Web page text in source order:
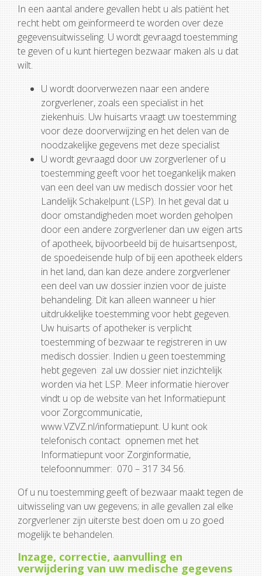
In een aantal andere gevallen hebt u als patiënt het
recht hebt om geïnformeerd te worden over deze
gegevensuitwisseling. U wordt gevraagd toestemming
te geven of u kunt hiertegen bezwaar maken als u dat
wilt.
U wordt doorverwezen naar een andere
zorgverlener, zoals een specialist in het
ziekenhuis. Uw huisarts vraagt uw toestemming
voor deze doorverwijzing en het delen van de
noodzakelijke gegevens met deze specialist
U wordt gevraagd door uw zorgverlener of u
toestemming geeft voor het toegankelijk maken
van een deel van uw medisch dossier voor het
Landelijk Schakelpunt (LSP). In het geval dat u
door omstandigheden moet worden geholpen
door een andere zorgverlener dan uw eigen arts
of apotheek, bijvoorbeeld bij de huisartsenpost,
de spoedeisende hulp of bij een apotheek elders
in het land, dan kan deze andere zorgverlener
een deel van uw dossier inzien voor de juiste
behandeling. Dit kan alleen wanneer u hier
uitdrukkelijke toestemming voor hebt gegeven.
Uw huisarts of apotheker is verplicht
toestemming of bezwaar te registreren in uw
medisch dossier. Indien u geen toestemming
hebt gegeven zal uw dossier niet inzichtelijk
worden via het LSP. Meer informatie hierover
vindt u op de website van het Informatiepunt
voor Zorgcommunicatie,
www.VZVZ.nl/informatiepunt. U kunt ook
telefonisch contact opnemen met het
Informatiepunt voor Zorginformatie,
telefoonnummer: 070 – 317 34 56.
Of u nu toestemming geeft of bezwaar maakt tegen de
uitwisseling van uw gegevens; in alle gevallen zal elke
zorgverlener zijn uiterste best doen om u zo goed
mogelijk te behandelen.
Inzage, correctie, aanvulling en
verwijdering van uw medische gegevens